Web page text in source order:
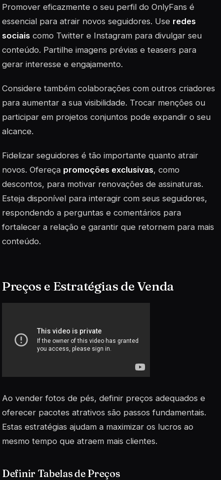
Promover eficazmente o seu perfil do OnlyFans é
essencial para atrair novos seguidores. Use redes
sociais como Twitter e Instagram para divulgar seu
conteúdo. Partilhe imagens prévias e teasers para
gerar interesse e engajamento.
Considere também colaborações com outros criadores
para aumentar a sua visibilidade. Trocar menções ou
participar em projetos conjuntos pode expandir o seu
alcance.
Fidelizar seguidores é tão importante quanto atrair
novos. Ofereça promoções exclusivas, como
descontos, para motivar renovações de assinaturas.
Esteja disponível para interagir com seus seguidores,
respondendo a perguntas e comentários para
fortalecer a relação e garantir que retornem para mais
conteúdo.
Preços e Estratégias de Venda
Ao vender fotos de pés, definir preços adequados e
oferecer pacotes atrativos são passos fundamentais.
Estas estratégias ajudam a maximizar os lucros ao
mesmo tempo que atraem mais clientes.
Definir Tabelas de Preços